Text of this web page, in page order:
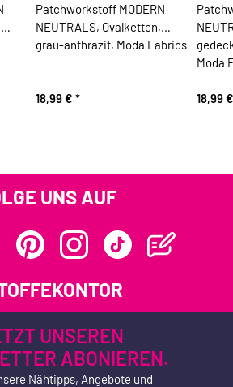
Patchworkstoff MODERN
NEUTRALS, Ovalketten,
grau-anthrazit, Moda Fabrics
18,99 € *
Moda
18,99
UNS AUF
UNSEREN
ABONIEREN.
Nähtipps, Angebote und